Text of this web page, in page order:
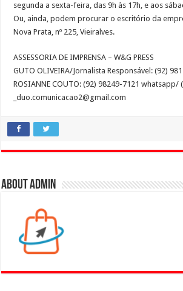
segunda a sexta-feira, das 9h às 17h, e aos
Ou, ainda, podem procurar o escritório da
Nova Prata, nº 225, Vieiralves.
ASSESSORIA DE IMPRENSA – W&G PRESS
GUTO OLIVEIRA/Jornalista Responsável: (92)
ROSIANNE COUTO: (92) 98249-7121 whatsapp/
_duo.comunicacao2@gmail.com
About admin